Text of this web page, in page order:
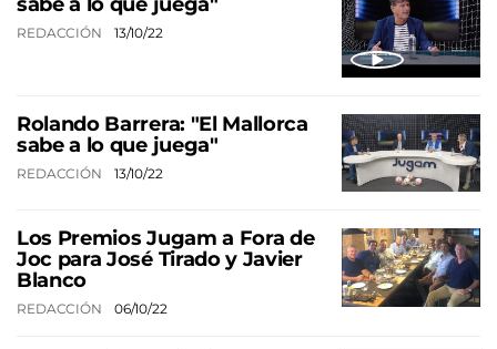
REDACCIÓN 13/10/22
Rolando Barrera: "El Mallorca
sabe a lo que juega"
REDACCIÓN 13/10/22
Los Premios Jugam a Fora de
Joc para José Tirado y Javier
Blanco
REDACCIÓN 06/10/22